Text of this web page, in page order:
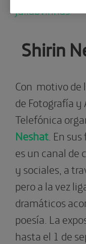
juliabvinhas
Shirin
Con motivo de
de Fotografía y
Telefónica
Neshat . En
es un canal de
y sociales, a
pero a la vez
dramáticos
poesía. La
hasta el 1 de